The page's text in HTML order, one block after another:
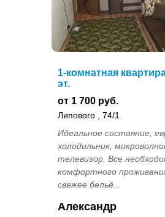
1-комнатная
эт.
от 1 700 руб.
Липового , 74/1
Идеальное состояние,
холодильник,
телевизор, Все
комфортного
свежее бельё...
Александр